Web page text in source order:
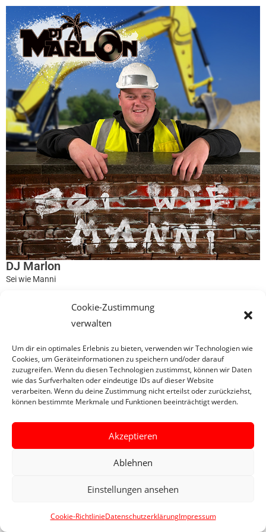
Cookie-Zustimmung
verwalten
Um dir ein optimales Erlebnis zu bieten, verwenden wir Technologien wie
Cookies, um Geräteinformationen zu speichern und/oder darauf
zuzugreifen. Wenn du diesen Technologien zustimmst, können wir Daten
wie das Surfverhalten oder eindeutige IDs auf dieser Website
verarbeiten. Wenn du deine Zustimmung nicht erteilst oder zurückziehst,
können bestimmte Merkmale und Funktionen beeinträchtigt werden.
Akzeptieren
Ablehnen
Einstellungen ansehen
Cookie-RichtlinieDatenschutzerklärungImpressum
DJ Marlon
Sei wie Manni